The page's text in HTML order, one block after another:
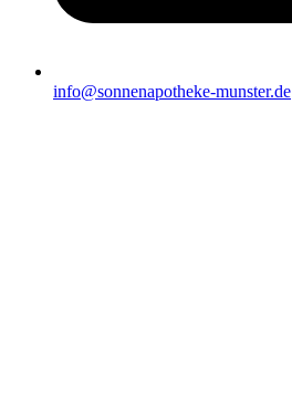
info@sonnenapotheke-munster.de